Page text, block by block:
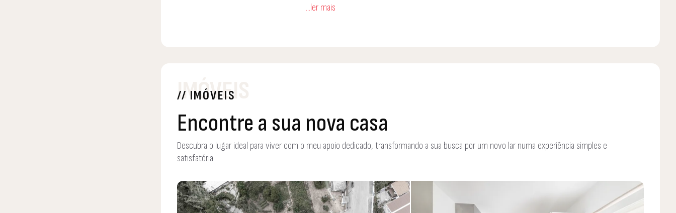
e focado.
...ler mais
// IMÓVEIS
IMÓVEIS
Encontre a sua nova casa
Descubra o lugar ideal para viver com o meu apoio dedicado, transformando a sua busca por um novo lar numa experiência simples e
satisfatória.